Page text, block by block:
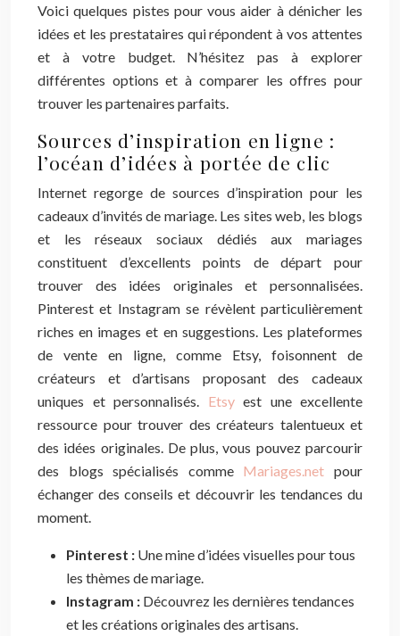
Voici quelques pistes pour vous aider à dénicher les
idées et les prestataires qui répondent à vos attentes
et à votre budget. N’hésitez pas à explorer
différentes options et à comparer les offres pour
trouver les partenaires parfaits.
Sources d’inspiration en ligne :
l’océan d’idées à portée de clic
Internet regorge de sources d’inspiration pour les
cadeaux d’invités de mariage. Les sites web, les blogs
et les réseaux sociaux dédiés aux mariages
constituent d’excellents points de départ pour
trouver des idées originales et personnalisées.
Pinterest et Instagram se révèlent particulièrement
riches en images et en suggestions. Les plateformes
de vente en ligne, comme Etsy, foisonnent de
créateurs et d’artisans proposant des cadeaux
uniques et personnalisés. Etsy est une excellente
ressource pour trouver des créateurs talentueux et
des idées originales. De plus, vous pouvez parcourir
des blogs spécialisés comme Mariages.netpour
échanger des conseils et découvrir les tendances du
moment.
Pinterest : Une mine d’idées visuelles pour tous
les thèmes de mariage.
Instagram : Découvrez les dernières tendances
et les créations originales des artisans.